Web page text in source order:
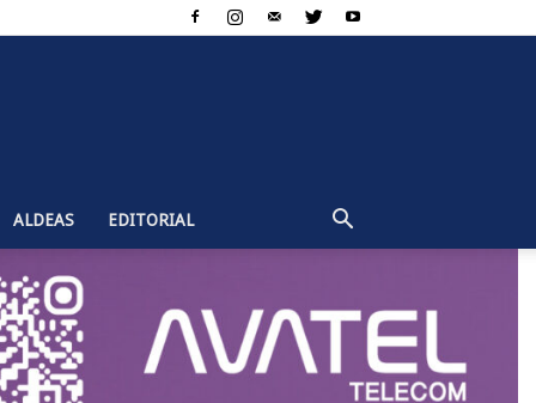
ALDEAS EDITORIAL